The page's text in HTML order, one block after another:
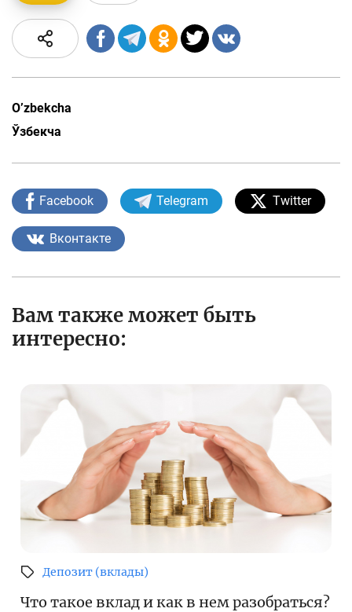
O’zbekcha
Ўзбекча
Facebook Telegram Twitter
Вконтакте
Вам также может быть
интересно:
Депозит (вклады)
Что такое вклад и как в нем разобраться?